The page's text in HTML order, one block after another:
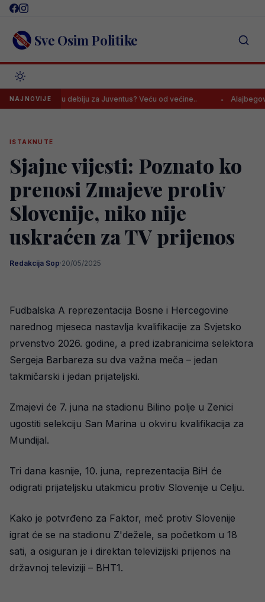
Skip
content Sve Osim Politike
NAJNOVIJE
dobio u debiju za Juventus? Veću od većine.. Alajbegović
ISTAKNUTE
Sjajne vijesti: Poznato ko
prenosi Zmajeve protiv
Slovenije, niko nije
uskraćen za TV prijenos
Redakcija Sop·20/05/2025
Fudbalska A reprezentacija Bosne i Hercegovine
narednog mjeseca nastavlja kvalifikacije za Svjetsko
prvenstvo 2026. godine, a pred izabranicima selektora
Sergeja Barbareza su dva važna meča – jedan
takmičarski i jedan prijateljski.
Zmajevi će 7. juna na stadionu Bilino polje u Zenici
ugostiti selekciju San Marina u okviru kvalifikacija za
Mundijal.
Tri dana kasnije, 10. juna, reprezentacija BiH će
odigrati prijateljsku utakmicu protiv Slovenije u Celju.
Kako je potvrđeno za Faktor, meč protiv Slovenije
igrat će se na stadionu Z'dežele, sa početkom u 18
sati, a osiguran je i direktan televizijski prijenos na
državnoj televiziji – BHT1.